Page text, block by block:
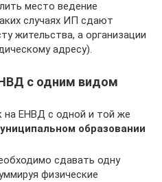
место ведение
случаях ИП сдают
жительства, а организации
адресу).
с одним видом
на ЕНВД с одной и той же
образовании
сдавать одну
физические